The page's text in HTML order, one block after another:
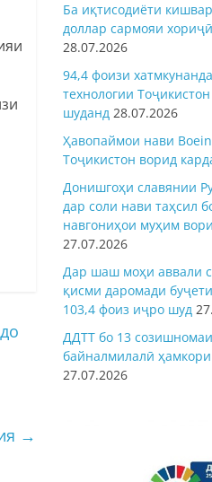
→
Ба иқтисодиёти
доллар сармояи
28.07.2026
94,4 фоизи
технологии
шуданд 28.07.2026
Ҳавопаймои нави
Тоҷикистон ворид
Донишгоҳи славянии
дар соли нави таҳсил
навгониҳои муҳим
27.07.2026
Дар шаш моҳи аввали
қисми даромади
103,4 фоиз иҷро шуд
ДДТТ бо 13
байналмилалӣ
27.07.2026